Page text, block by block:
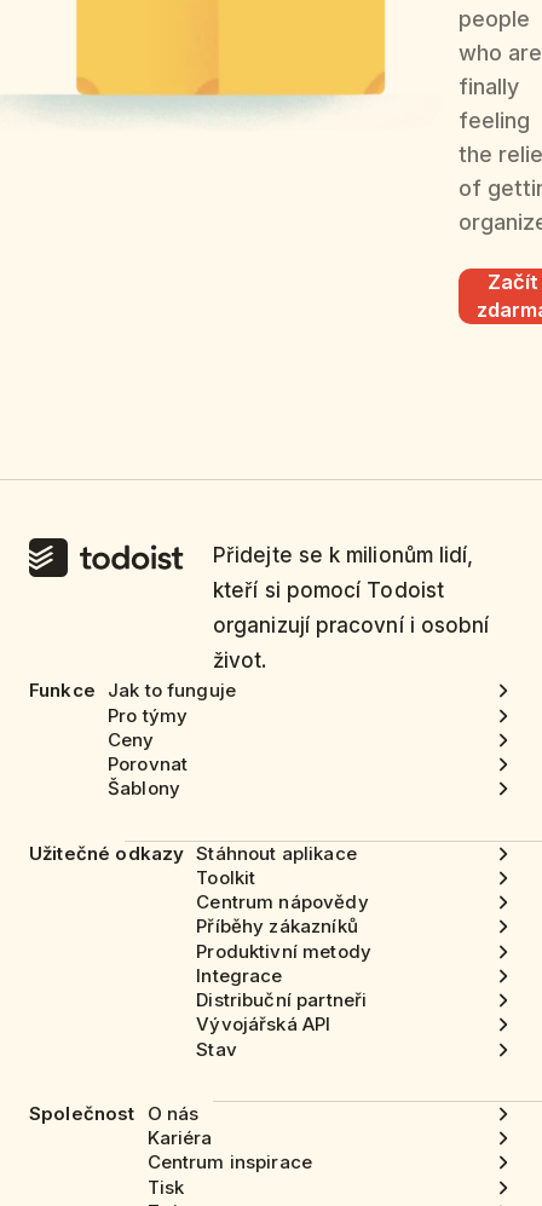
people
who are
finally
feeling
the
of
Začít
Přidejte se k milionům lidí,
kteří si pomocí Todoist
organizují pracovní i osobní
život.
Funkce
Jak to funguje
Pro týmy
Ceny
Porovnat
Šablony
Užitečné odkazy Stáhnout aplikace
Toolkit
Centrum nápovědy
Příběhy zákazníků
Produktivní metody
Integrace
Distribuční partneři
Vývojářská API
Stav
Společnost
O nás
Kariéra
Centrum inspirace
Tisk